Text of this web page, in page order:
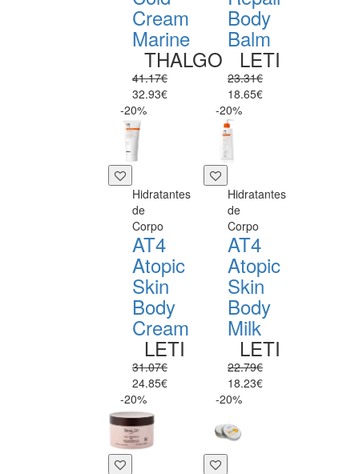
Cream
Marine
THALGO
41.17€
32.93€
Body
Balm
LETI
23.31€
18.65€
-20%
Hidratantes
de
Corpo
AT4
Atopic
Skin
Body
Cream
LETI
31.07€
24.85€
-20%
Hidratantes
de
Corpo
AT4
Atopic
Skin
Body
Milk
LETI
22.79€
18.23€
-20%
-20%